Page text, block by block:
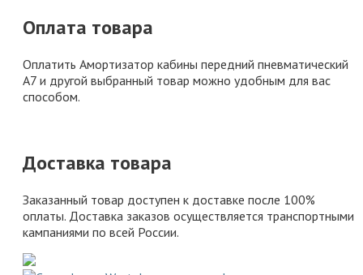
Оплата товара
Оплатить Амортизатор кабины передний пневматический
A7 и другой выбранный товар можно удобным для вас
способом.
Доставка товара
Заказанный товар доступен к доставке после 100%
оплаты. Доставка заказов осуществляется транспортными
кампаниями по всей России.